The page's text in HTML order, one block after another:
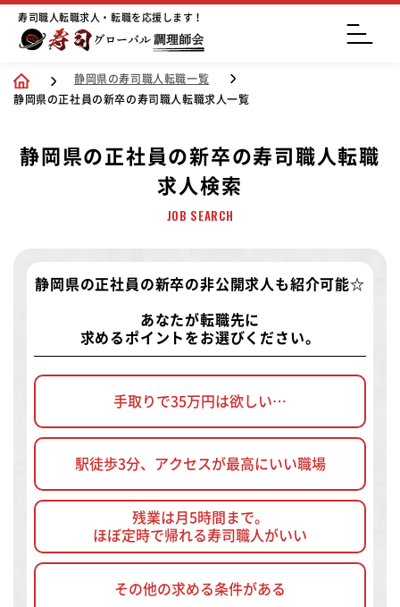
寿司職人転職求人・転職を応援します！
静岡県の寿司職人転職一覧
静岡県の正社員の新卒の寿司職人転職求人一覧
静岡県の正社員の新卒の寿司職人転職
求人検索
JOB SEARCH
静岡県の正社員の新卒の非公開求人 も紹介可能☆
あなたが転職先に
求めるポイントをお選びください。
手取りで35万円は欲しい…
駅徒歩3分、アクセスが最高にいい職場
残業は月5時間まで。
ほぼ定時で帰れる寿司職人がいい
その他の求める条件がある